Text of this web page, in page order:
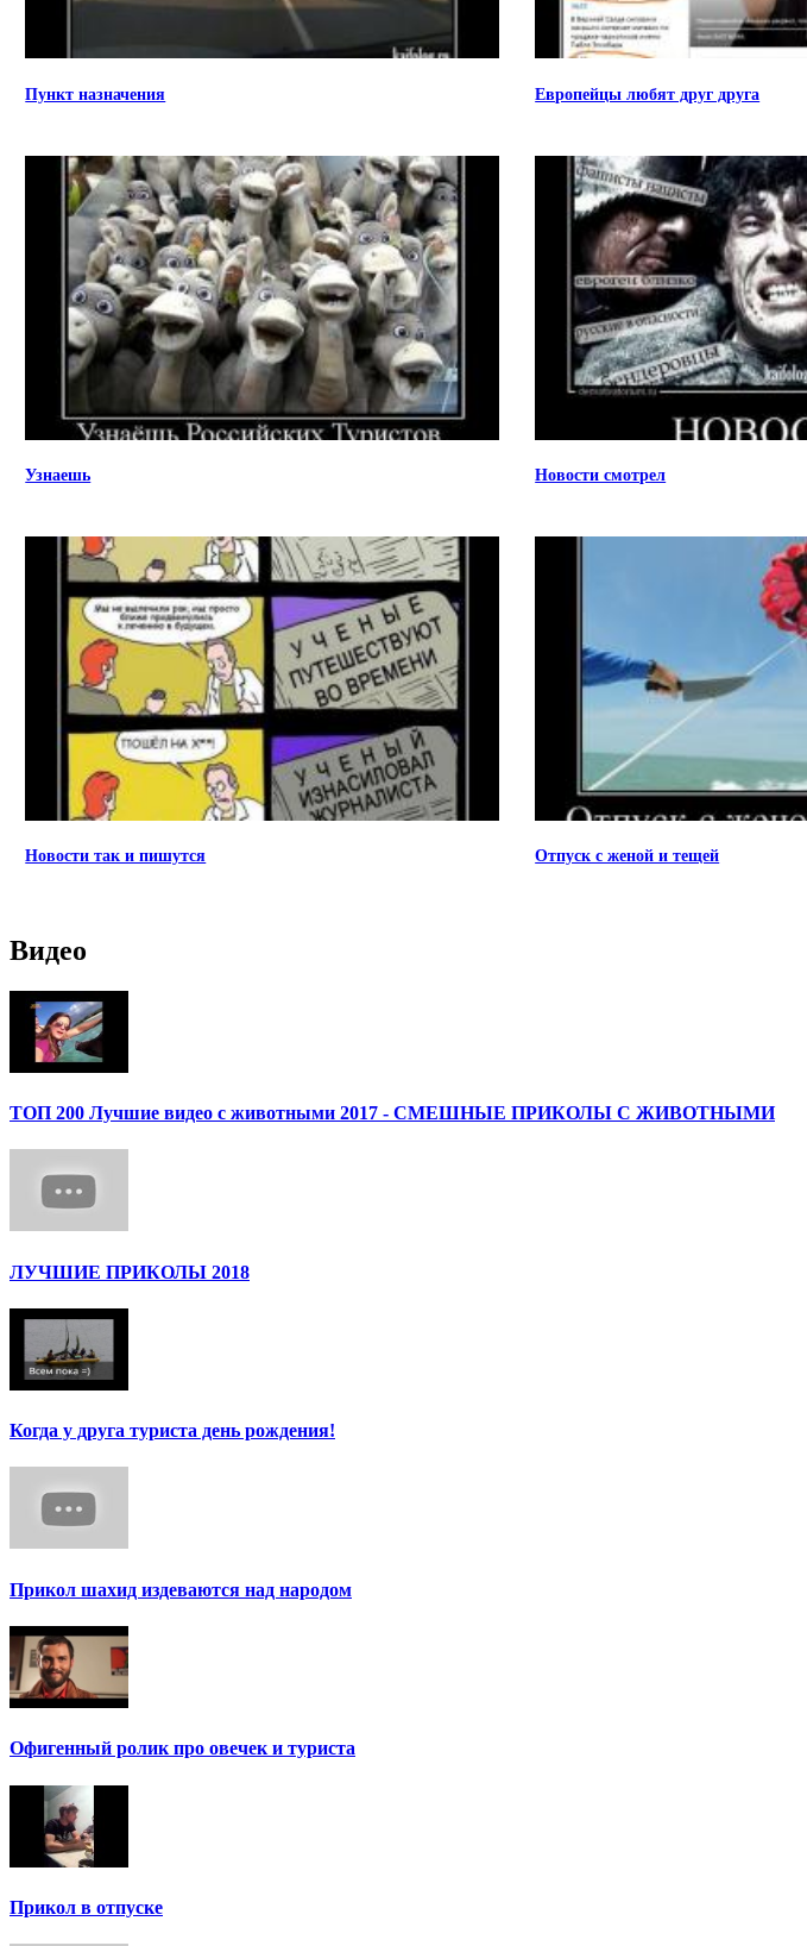
Пункт назначения Европейцы любят друг друга
Узнаешь Новости смотрел
Новости так и пишутся Отпуск с женой и тещей
Видео
ТОП 200 Лучшие видео с животными 2017 - СМЕШНЫЕ ПРИКОЛЫ С ЖИВОТНЫМИ
ЛУЧШИЕ ПРИКОЛЫ 2018
Когда у друга туриста день рождения!
Прикол шахид издеваются над народом
Офигенный ролик про овечек и туриста
Прикол в отпуске